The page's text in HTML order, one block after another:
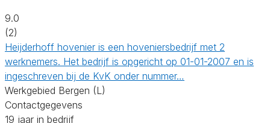
9.0
(2)
Heijderhoff hovenier is een hoveniersbedrijf met 2
werknemers. Het bedrijf is opgericht op 01-01-2007 en is
ingeschreven bij de KvK onder nummer…
Werkgebied Bergen (L)
Contactgegevens
19 jaar in bedrijf